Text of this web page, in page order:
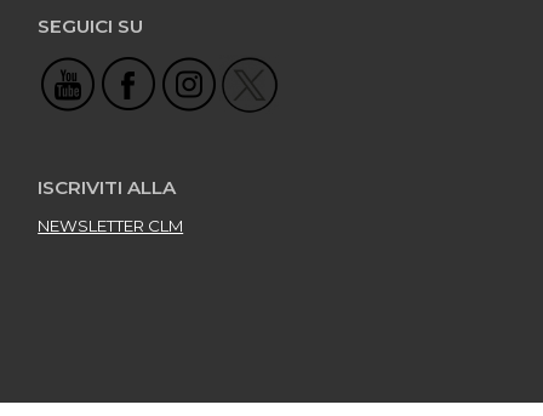
SEGUICI SU
ISCRIVITI ALLA
NEWSLETTER CLM